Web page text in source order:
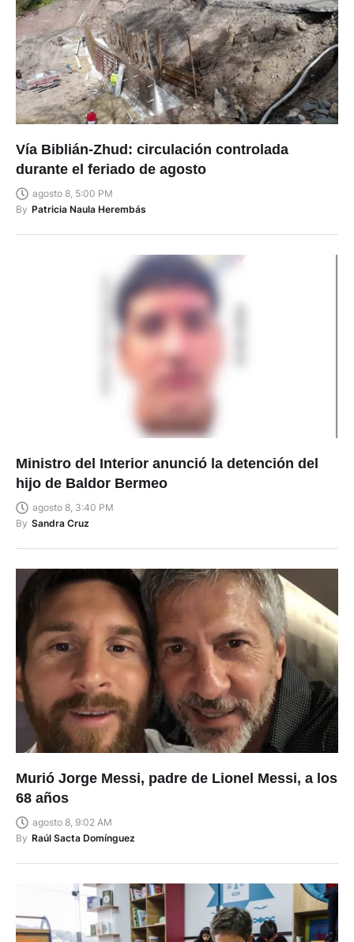
Vía Biblián-Zhud: circulación controlada
durante el feriado de agosto
agosto 8, 5:00 PM
By Patricia Naula Herembás
Ministro del Interior anunció la detención del
hijo de Baldor Bermeo
agosto 8, 3:40 PM
By Sandra Cruz
Murió Jorge Messi, padre de Lionel Messi, a los
68 años
agosto 8, 9:02 AM
By Raúl Sacta Domínguez